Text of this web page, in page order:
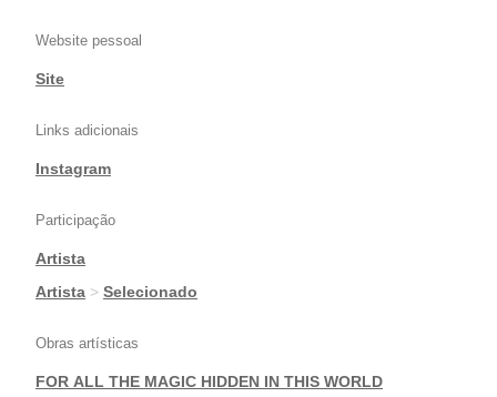
Website pessoal
Site
Links adicionais
Instagram
Participação
Artista
|Artista > Selecionado
Obras artísticas
FOR ALL THE MAGIC HIDDEN IN THIS WORLD